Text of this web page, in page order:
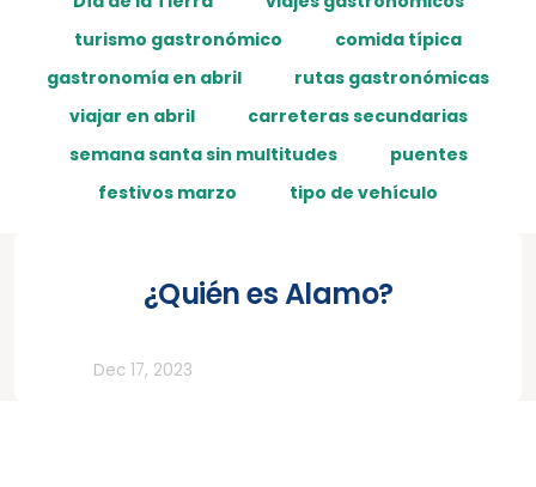
turismo gastronómico
comida típica
gastronomía en abril
rutas gastronómicas
viajar en abril
carreteras secundarias
semana santa sin multitudes
puentes
festivos marzo
tipo de vehículo
¿Quién es Alamo?
Dec 17, 2023